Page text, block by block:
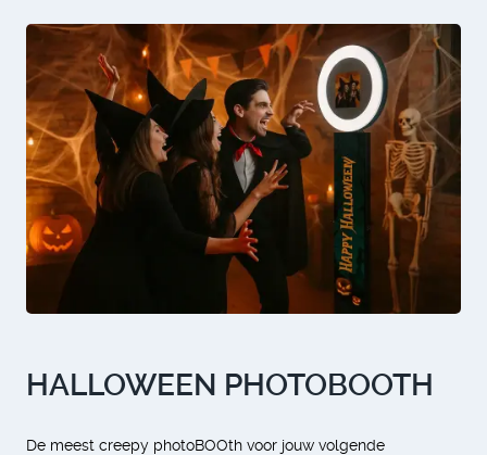
HALLOWEEN PHOTOBOOTH
De meest creepy photoBOOth voor jouw volgende